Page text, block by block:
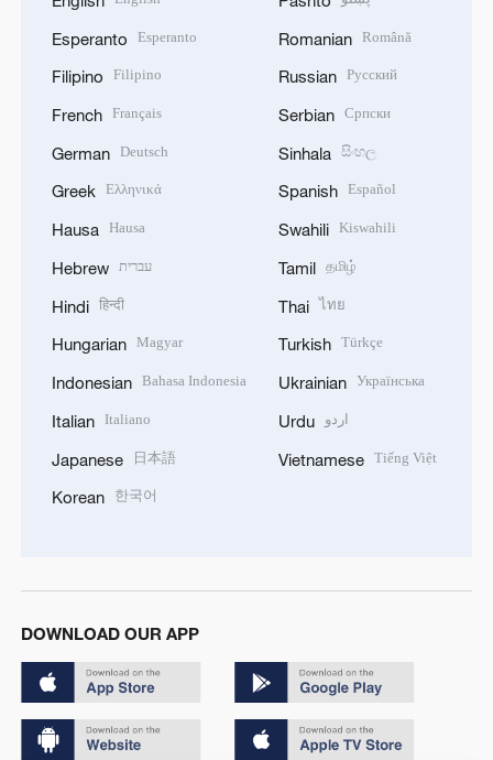
Esperanto Esperanto
Filipino Filipino
French Français
German Deutsch
Greek Ελληνικά
Hausa Hausa
Hebrew עברית
Hindi हिन्दी
Hungarian Magyar
Indonesian Bahasa Indonesia
Italian Italiano
Japanese 日本語
Korean 한국어
Romanian Română
Russian Русский
Serbian Српски
Sinhala සිංහල
Spanish Español
Swahili Kiswahili
Tamil தமிழ்
Thai ไทย
Turkish Türkçe
Ukrainian Українська
Urdu اردو
Vietnamese Tiếng Việt
DOWNLOAD OUR APP